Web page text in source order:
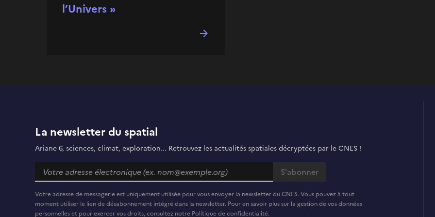
l’Univers »
La newsletter du spatial
Ariane 6, sciences, climat, exploration... Retrouvez les actualités spatiales décryptées par le CNES !
Votre adresse de messagerie est uniquement utilisée pour vous envoyer la newsletter du CNES. Vous pouvez à tout
moment utiliser le lien de désabonnement intégré dans la newsletter. Pour en savoir plus sur la gestion de vos données
personnelles et pour exercer vos droits, consultez notre Politique de confidentialité.